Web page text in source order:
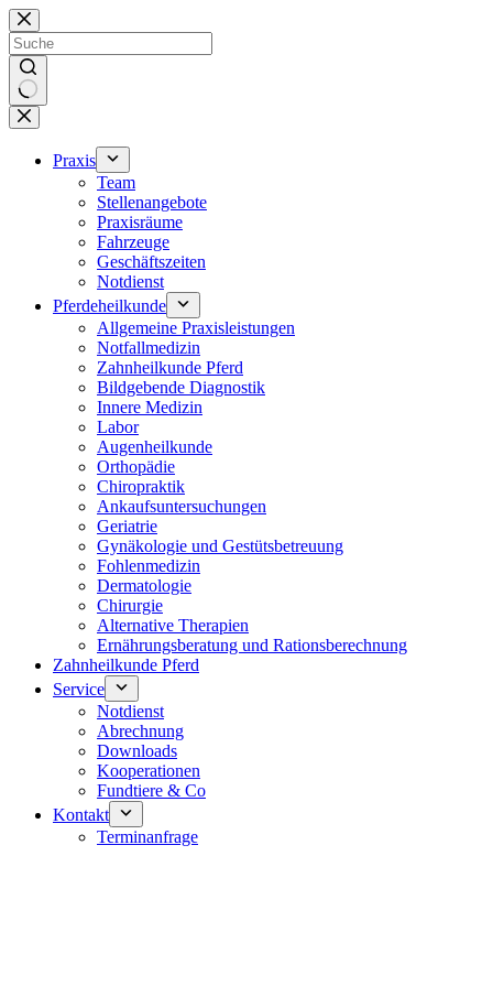
Zum
Inhalt
springen
Keine
Ergebnisse
Praxis
Team
Stellenangebote
Praxisräume
Fahrzeuge
Geschäftszeiten
Notdienst
Pferdeheilkunde
Allgemeine Praxisleistungen
Notfallmedizin
Zahnheilkunde Pferd
Bildgebende Diagnostik
Innere Medizin
Labor
Augenheilkunde
Orthopädie
Chiropraktik
Ankaufsuntersuchungen
Geriatrie
Gynäkologie und Gestütsbetreuung
Fohlenmedizin
Dermatologie
Chirurgie
Alternative Therapien
Ernährungsberatung und Rationsberechnung
Zahnheilkunde Pferd
Service
Notdienst
Abrechnung
Downloads
Kooperationen
Fundtiere & Co
Kontakt
Terminanfrage